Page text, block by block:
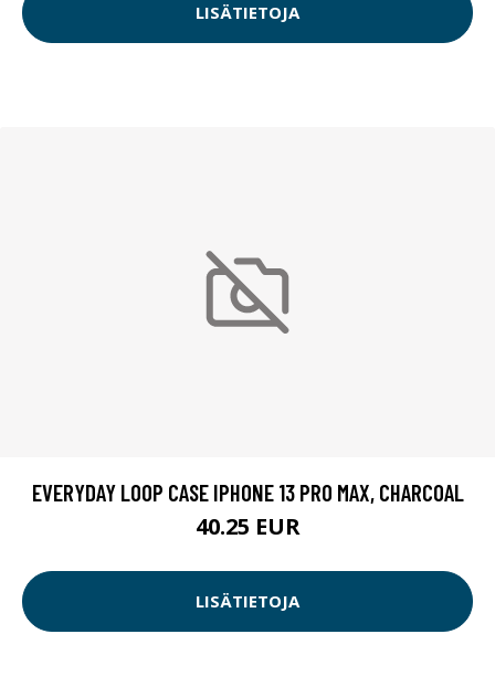
LISÄTIETOJA
EVERYDAY LOOP CASE IPHONE 13 PRO MAX, CHARCOAL
40.25 EUR
LISÄTIETOJA